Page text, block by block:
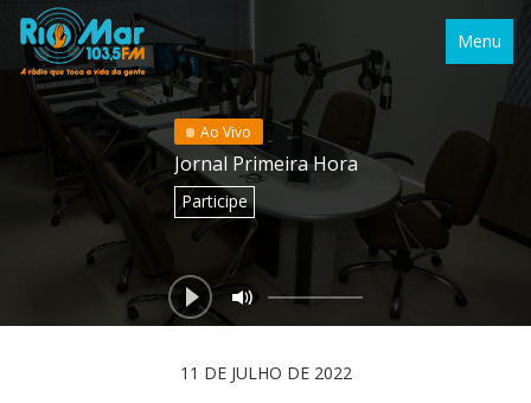
Menu
Ao Vivo
Jornal Primeira Hora
Participe
11 DE JULHO DE 2022